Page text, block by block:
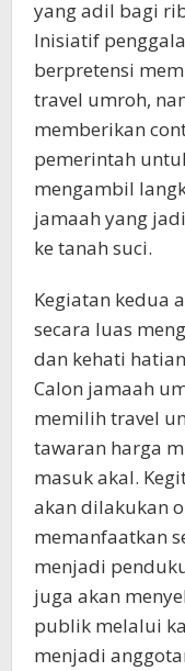
yang adil bagi
Inisiatif
berpretensi
travel umroh,
memberikan
pemerintah
mengambil
jamaah yang
ke tanah suci.
Kegiatan kedua
secara luas
dan kehati
Calon jamaah
memilih travel
tawaran harga
masuk akal.
akan dilakukan
memanfaatkan
menjadi
juga akan
publik melalui
menjadi